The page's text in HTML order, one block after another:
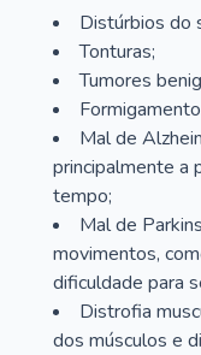
Distúrbios do
Tonturas;
Tumores
Mal de
principalmente a
tempo;
Mal de
movimentos,
dificuldade para
Distrofia
dos músculos e